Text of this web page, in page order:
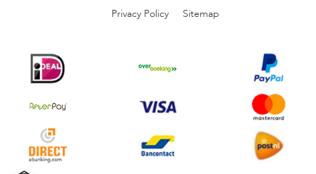
Privacy Policy
Sitemap